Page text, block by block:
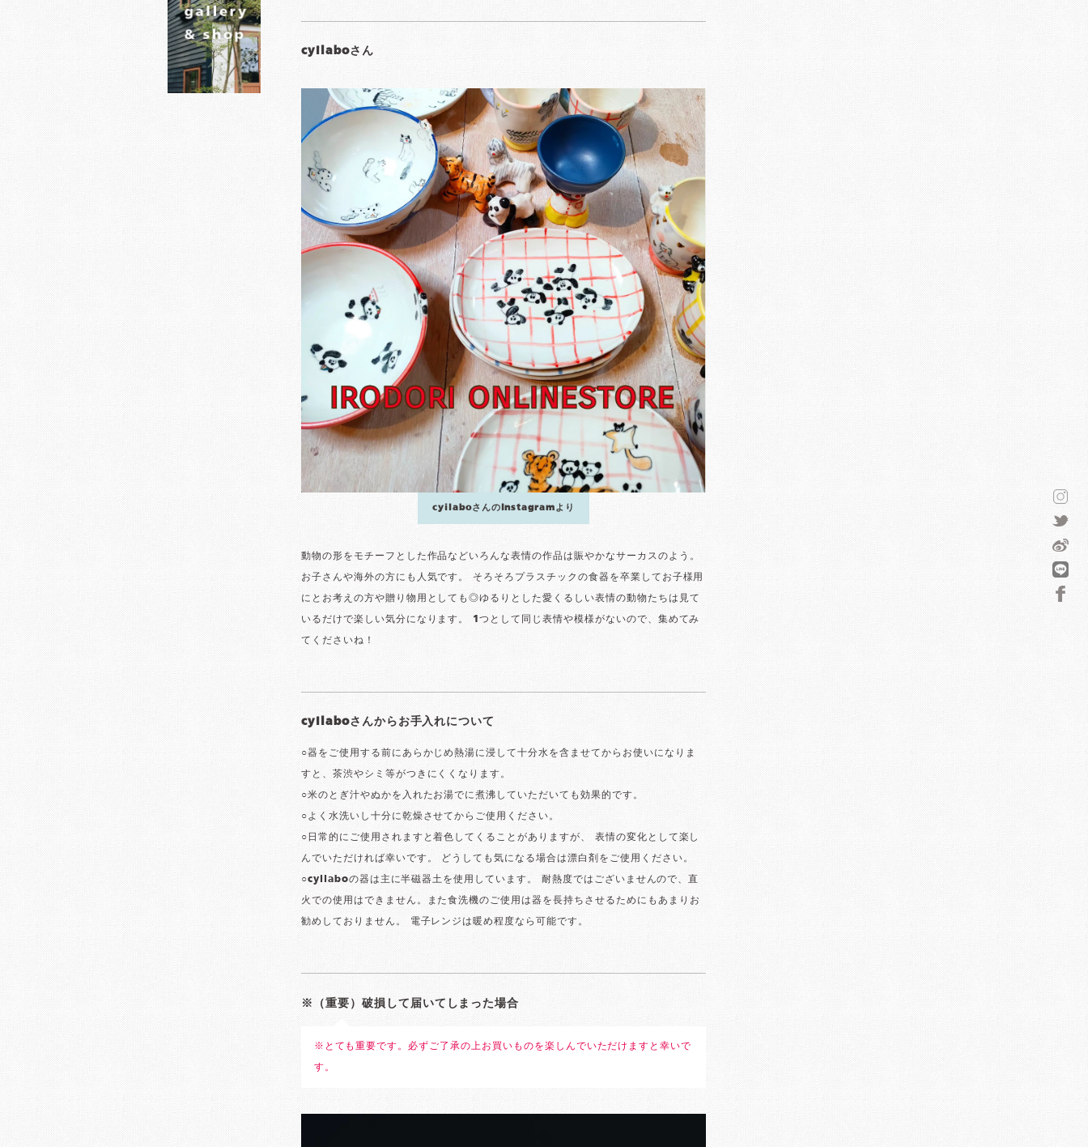
cyilaboさん
cyilaboさんのInstagramより
動物の形をモチーフとした作品などいろんな表情の作品は賑やかなサーカスのよう。
お子さんや海外の方にも人気です。 そろそろプラスチックの食器を卒業してお子様用
にとお考えの方や贈り物用としても◎ゆるりとした愛くるしい表情の動物たちは見て
いるだけで楽しい気分になります。 1つとして同じ表情や模様がないので、集めてみ
てくださいね！
cyilaboさんからお手入れについて
○器をご使用する前にあらかじめ熱湯に浸して十分水を含ませてからお使いになりま
すと、茶渋やシミ等がつきにくくなります。
○米のとぎ汁やぬかを入れたお湯でに煮沸していただいても効果的です。
○よく水洗いし十分に乾燥させてからご使用ください。
○日常的にご使用されますと着色してくることがありますが、 表情の変化として楽し
んでいただければ幸いです。 どうしても気になる場合は漂白剤をご使用ください。
○cyilaboの器は主に半磁器土を使用しています。 耐熱度ではございませんので、直
火での使用はできません。また食洗機のご使用は器を長持ちさせるためにもあまりお
勧めしておりません。 電子レンジは暖め程度なら可能です。
※（重要）破損して届いてしまった場合
※とても重要です。必ずご了承の上お買いものを楽しんでいただけますと幸いで
す。